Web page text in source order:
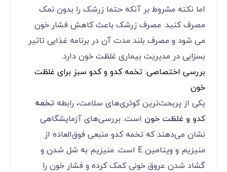
اما نکته مشروط بر آنکه حتما زرشک را بدون نمک
مصرف کنید. مصرف زرشک باعث کاهش فشار خون
می شود و مصرف بلند مدت آن در برنامه غذایی تاثیر
بسزایی در مدیریت بیماری غلظت خون دارد.
بررسی اختصاصی: تخمه کدو و کدو سبز برای غلظت
خون
یکی از پربحث‌ترین کوئری‌های سلامت، رابطه تخمه
کدو و غلظت خون است. بررسی‌های آزمایشگاهی
نشان می‌دهند که تخمه کدو منبعی فوق‌العاده از
منیزیم و ویتامین E است. منیزیم به شل شدن و
گشاد شدن عروق خونی کمک کرده و فشار خون را